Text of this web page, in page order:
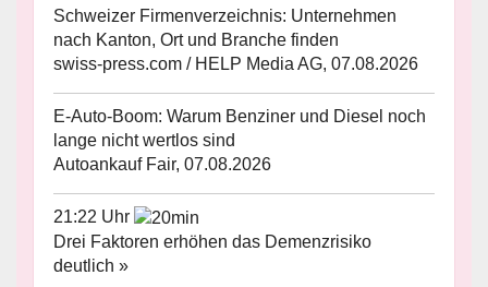
Schweizer Firmenverzeichnis: Unternehmen
nach Kanton, Ort und Branche finden
swiss-press.com / HELP Media AG, 07.08.2026
E-Auto-Boom: Warum Benziner und Diesel noch
lange nicht wertlos sind
Autoankauf Fair, 07.08.2026
21:22 Uhr
Drei Faktoren erhöhen das Demenzrisiko
deutlich »